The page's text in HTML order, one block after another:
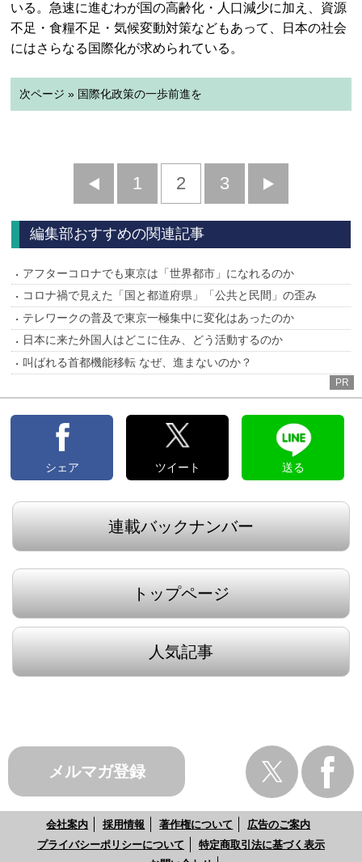
いる。急速に進むわが国の高齢化・人口減少に加え、資源
不足・食糧不足・気候変動対策などもあって、日本の社会
にはさらなる国際化が求められている。
次ページ » 国際化政策の一歩前進を
前
へ
1 2 3
へ
編集部おすすめの関連記事
アフターコロナでも東京は「世界都市」になれるのか
コロナ禍で見えた「国と都道府県」「公共と民間」の歪み
テレワークの普及で東京一極集中に変化はあったのか
日本に来た外国人はどこに住み、どう活動するのか
叫ばれる首都機能移転 なぜ、進まないのか？
PR
シェア ツイート 送る
連載バックナンバー
トップページ
人気記事
メルマガ登録
会社案内 採用情報 著作権について
広告のご案内
プライバシーポリシーについて
特定商取引法に基づく表示